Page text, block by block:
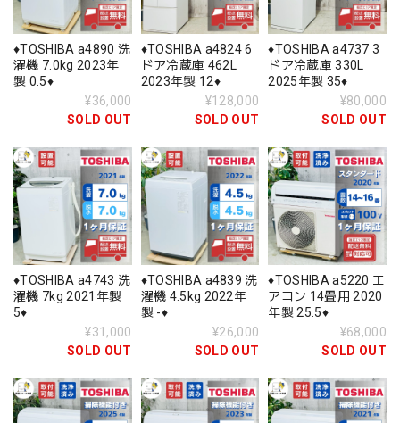
♦️TOSHIBA a4890 洗
濯機 7.0kg 2023年
製 0.5♦️
¥36,000
SOLD OUT
♦️TOSHIBA a4824 6
ドア冷蔵庫 462L
2023年製 12♦️
¥128,000
SOLD OUT
♦️TOSHIBA a4737 3
ドア冷蔵庫 330L
2025年製 35♦️
¥80,000
SOLD OUT
♦️TOSHIBA a4743 洗
濯機 7kg 2021年製
5♦️
¥31,000
SOLD OUT
♦️TOSHIBA a4839 洗
濯機 4.5kg 2022年
製 -♦️
¥26,000
SOLD OUT
♦️TOSHIBA a5220 エ
アコン 14畳用 2020
年製 25.5♦️
¥68,000
SOLD OUT